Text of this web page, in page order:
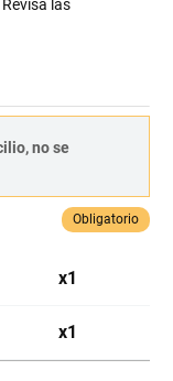
las
no se
Obligatorio
x1
x1